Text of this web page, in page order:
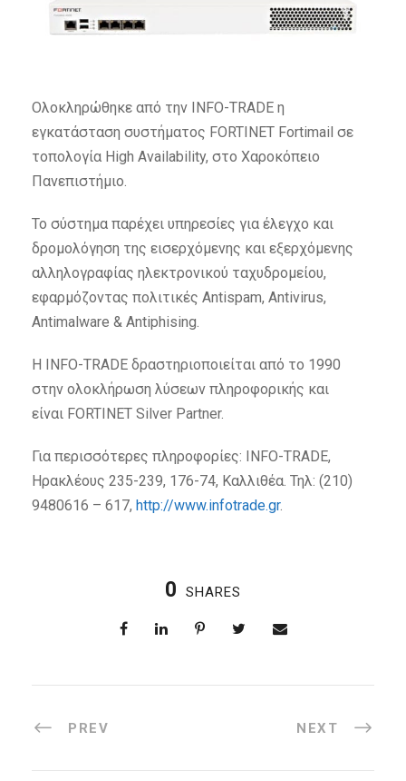
Ολοκληρώθηκε από την INFO-TRADE η
εγκατάσταση συστήματος FORTINET Fortimail σε
τοπολογία High Availability, στο Χαροκόπειο
Πανεπιστήμιο.
Το σύστημα παρέχει υπηρεσίες για έλεγχο και
δρομολόγηση της εισερχόμενης και εξερχόμενης
αλληλογραφίας ηλεκτρονικού ταχυδρομείου,
εφαρμόζοντας πολιτικές Antispam, Antivirus,
Antimalware & Antiphising.
H INFO-TRADE δραστηριοποιείται από το 1990
στην ολοκλήρωση λύσεων πληροφορικής και
είναι FORTINET Silver Partner.
Για περισσότερες πληροφορίες: INFO-TRADE,
Ηρακλέους 235-239, 176-74, Καλλιθέα. Τηλ: (210)
9480616 – 617, http://www.infotrade.gr.
0 SHARES
PREV NEXT